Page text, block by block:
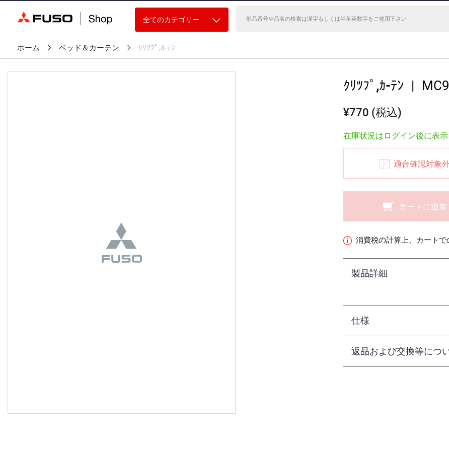
全てのカテゴリー
ホーム ベッド＆カーテン ｸﾘﾂﾌﾟ,ｶ-ﾃﾝ
ｸﾘﾂﾌﾟ,ｶ-ﾃﾝ |
¥770 (税込)
在庫状況はログイン後に表
適合確認対象
カートに追加
消費税の計算上、カートで
製品詳細
仕様
返品および交換等につ